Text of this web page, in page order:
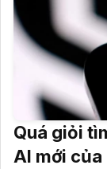
Quá giỏi
AI mới